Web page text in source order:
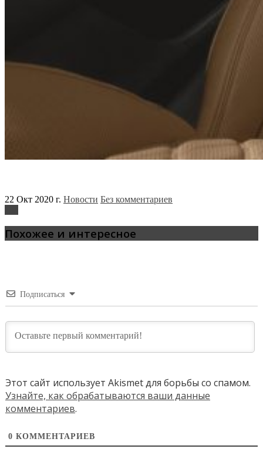
22 Окт 2020 г. Новости Без комментариев
Похожее и интересное
Подписаться
Этот сайт использует Akismet для борьбы со спамом.
Узнайте, как обрабатываются ваши данные
комментариев.
0 КОММЕНТАРИЕВ